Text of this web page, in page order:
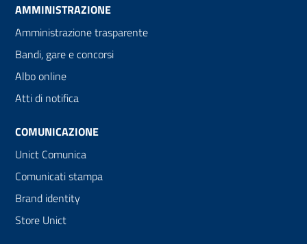
AMMINISTRAZIONE
Amministrazione trasparente
Bandi, gare e concorsi
Albo online
Atti di notifica
COMUNICAZIONE
Unict Comunica
Comunicati stampa
Brand identity
Store Unict